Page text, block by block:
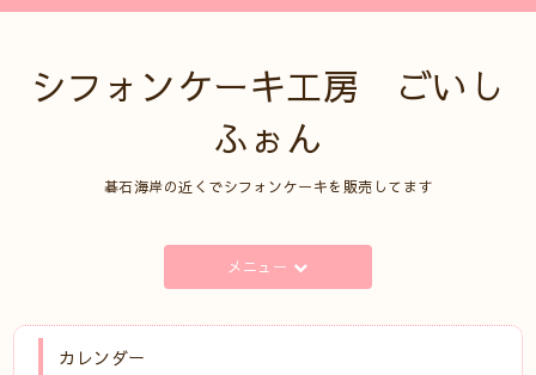
シフォンケーキ工房 ごいし
ふぉん
碁石海岸の近くでシフォンケーキを販売してます
メニュー
カレンダー